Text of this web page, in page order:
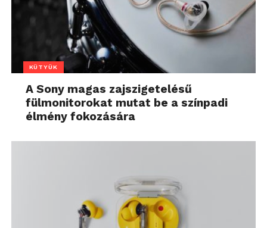
KÜTYÜK
A Sony magas zajszigetelésű
fülmonitorokat mutat be a színpadi
élmény fokozására